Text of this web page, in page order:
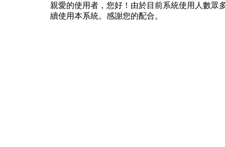
親愛的使用者，您好！由於目前系統使用人數眾
續使用本系統。感謝您的配合。